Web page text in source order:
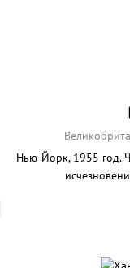
Нью-Йорк, 1955 год.